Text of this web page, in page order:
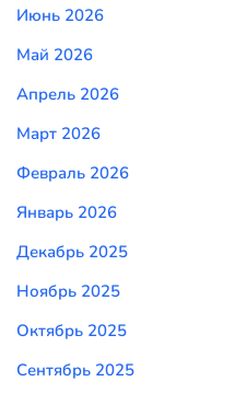
Июнь 2026
Май 2026
Апрель 2026
Март 2026
Февраль 2026
Январь 2026
Декабрь 2025
Ноябрь 2025
Октябрь 2025
Сентябрь 2025